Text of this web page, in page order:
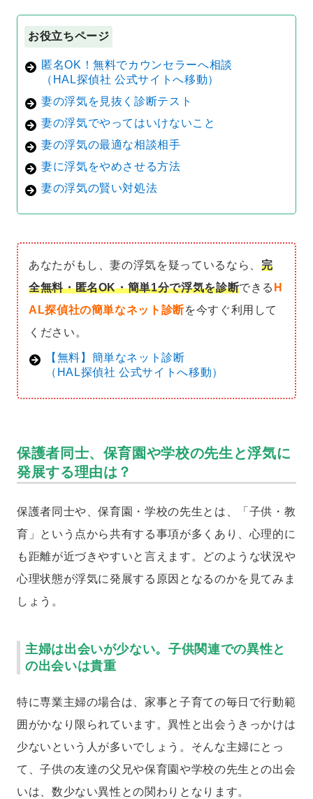
お役立ちページ
匿名OK！無料でカウンセラーへ相談
（HAL探偵社 公式サイトへ移動）
妻の浮気を見抜く診断テスト
妻の浮気でやってはいけないこと
妻の浮気の最適な相談相手
妻に浮気をやめさせる方法
妻の浮気の賢い対処法
あなたがもし、妻の浮気を疑っているなら、 完
全無料・匿名OK・簡単1分で浮気を診断できる H
AL探偵社の簡単なネット診断を今すぐ利用して
ください。
【無料】簡単なネット診断
（HAL探偵社 公式サイトへ移動）
保護者同士、保育園や学校の先生と浮気に
発展する理由は？
保護者同士や、保育園・学校の先生とは、「子供・教
育」という点から共有する事項が多くあり、心理的に
も距離が近づきやすいと言えます。どのような状況や
心理状態が浮気に発展する原因となるのかを見てみま
しょう。
主婦は出会いが少ない。子供関連での異性と
の出会いは貴重
特に専業主婦の場合は、家事と子育ての毎日で行動範
囲がかなり限られています。異性と出会うきっかけは
少ないという人が多いでしょう。そんな主婦にとっ
て、子供の友達の父兄や保育園や学校の先生との出会
いは、数少ない異性との関わりとなります。